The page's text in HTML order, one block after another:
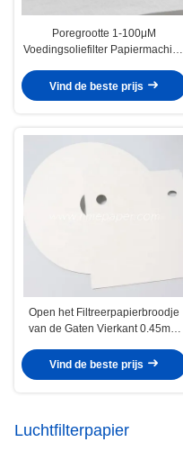
Poregrootte 1-100μM
Voedingsoliefilter Papiermachine
Vind de beste prijs
Open het Filtreerpapierbroodje
van de Gaten Vierkant 0.45mm
Vind de beste prijs
Luchtfilterpapier